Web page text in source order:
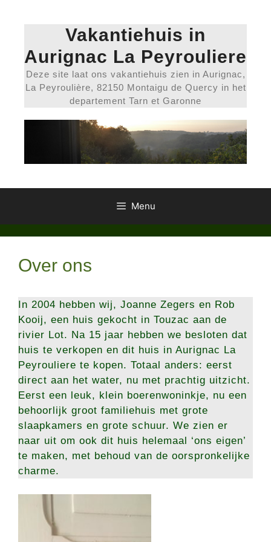
inhoud
Vakantiehuis in
Aurignac La Peyrouliere
Deze site laat ons vakantiehuis zien in Aurignac,
La Peyroulière, 82150 Montaigu de Quercy in het
departement Tarn et Garonne
Menu
Over ons
In 2004 hebben wij, Joanne Zegers en Rob
Kooij, een huis gekocht in Touzac aan de
rivier Lot. Na 15 jaar hebben we besloten dat
huis te verkopen en dit huis in Aurignac La
Peyrouliere te kopen. Totaal anders: eerst
direct aan het water, nu met prachtig uitzicht.
Eerst een leuk, klein boerenwoninkje, nu een
behoorlijk groot familiehuis met grote
slaapkamers en grote schuur. We zien er
naar uit om ook dit huis helemaal ‘ons eigen’
te maken, met behoud van de oorspronkelijke
charme.